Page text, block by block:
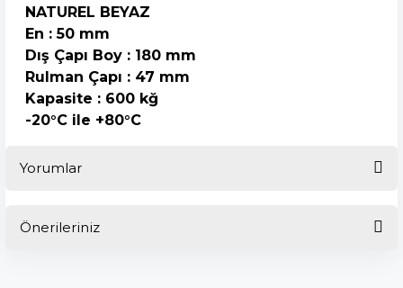
NATUREL BEYAZ
En : 50 mm
Dış Çapı Boy : 180 mm
Rulman Çapı : 47 mm
Kapasite : 600 kğ
-20°C ile +80°C
Yorumlar
Önerileriniz